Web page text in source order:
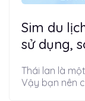
Sim du
sử dụng,
Thái lan là
Vậy bạn nên